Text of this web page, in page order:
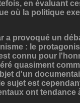
en évaluant
où la politique
a provoqué un
: le
connu pour
quasiment
d'un
sujet est
ont tendance